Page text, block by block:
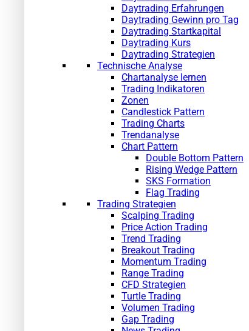
Daytrading Erfahrungen
Daytrading Gewinn pro Tag
Daytrading Startkapital
Daytrading Kurs
Daytrading Strategien
Technische Analyse
Chartanalyse lernen
Trading Indikatoren
Zonen
Candlestick Pattern
Trading Charts
Trendanalyse
Chart Pattern
Double Bottom Pattern
Rising Wedge Pattern
SKS Formation
Flag Trading
Trading Strategien
Scalping Trading
Price Action Trading
Trend Trading
Breakout Trading
Momentum Trading
Range Trading
CFD Strategien
Turtle Trading
Volumen Trading
Gap Trading